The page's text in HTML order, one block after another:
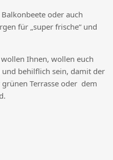
oder auch
für „super frische“ und
Ihnen, wollen euch
und behilflich sein, damit der
Terrasse oder dem